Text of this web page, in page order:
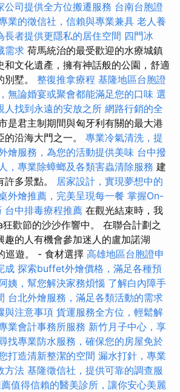
公司提供全方位搬遷服務 台南台胞證
業的徵信社，信賴與專業兼具 老人養
長者提供更隱私的居住空間 四門冰
需求 荷馬統治的最受歡迎的水療城鎮
和文化遺產，擁有神話般的公園，舒適
別墅。 整復推拿療程 基隆地區台胞證
無論婚宴或聚會都能滿足您的口味 選
人找到永遠的安放之所 網路行銷的全
是君主制期間與匈牙利有關的最大港
沿海大門之一。 專業冷氣清洗，提
燴服務，為您的活動提供美味 台中撥
，專業除蟑螂及各類害蟲清除服務 建
多景點。 居家設計，實現夢想中的
外燴推薦，完美呈現每一餐 掌握On-
台中排毒療程推薦 在觀光結束時，我
歡節的沙沙作響中。 在聯合計劃之
趣的人有機會參加迷人的盧加諾湖
巡遊。 - 食材選擇 高雄地區台胞證申
成 探索buffet外燴價格，滿足各種預
姨，幫您解決家務煩惱 了解白內障手
台北外燴服務，滿足各類活動的需求
與注意事項 貨運服務全方位，輕鬆解
業會計事務所服務 新竹月子中心，享
找專業防水服務，確保您的房屋免於
打造清新整潔的空間 漏水打針，專業
方法 基隆徵信社，提供可靠的調查服
值得信賴的醫美診所，讓你安心美麗